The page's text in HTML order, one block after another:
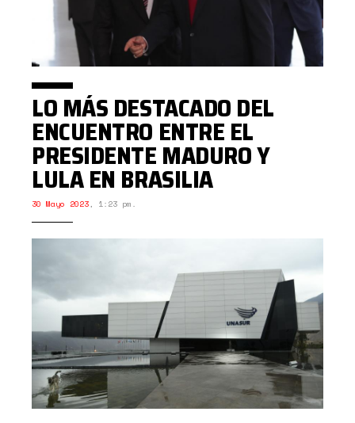
LO MÁS DESTACADO DEL
ENCUENTRO ENTRE EL
PRESIDENTE MADURO Y
LULA EN BRASILIA
30 Mayo 2023, 1:23 pm.